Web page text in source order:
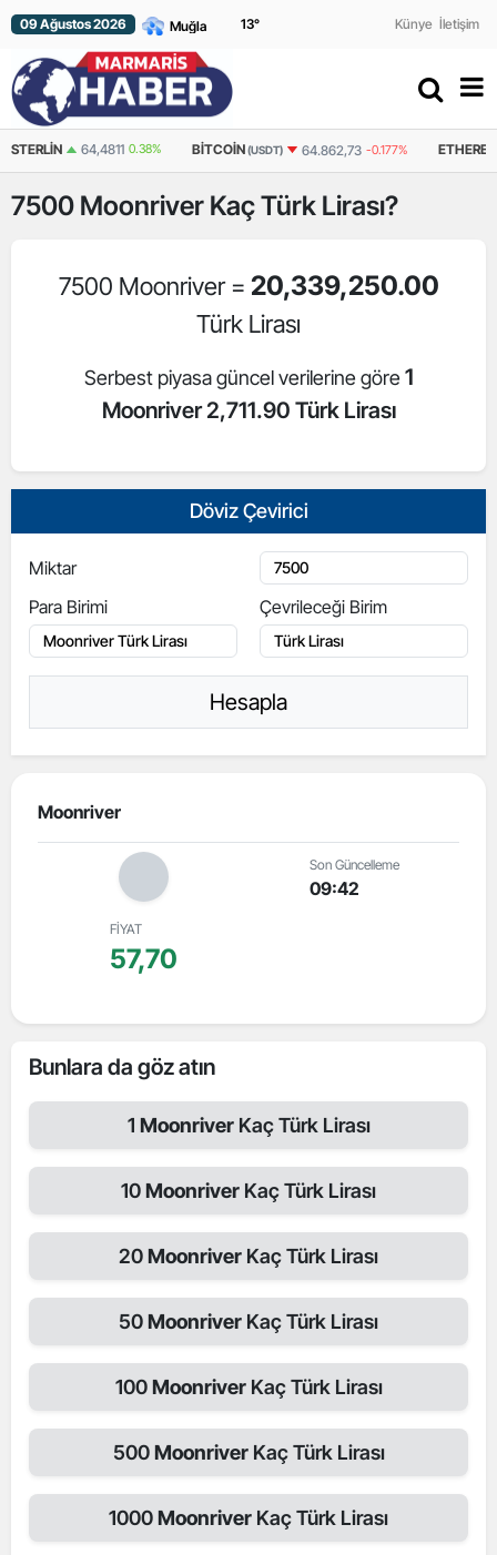
09 Ağustos 2026 13° Künye İletişim
64,4811 0.38% BITCOIN (USDT) 64.862,73 -0.177% ETHEREUM (USDT)
7500 Moonriver Kaç Türk Lirası?
7500 Moonriver = 20,339,250.00
Türk Lirası
Serbest piyasa güncel verilerine göre 1
Moonriver 2,711.90 Türk Lirası
Döviz Çevirici
Miktar
Para Birimi
Çevrileceği Birim
Hesapla
Moonriver
Son Güncelleme
09:42
FİYAT
57,70
Bunlara da göz atın
1 Moonriver Kaç Türk Lirası
10Moonriver Kaç Türk Lirası
20Moonriver Kaç Türk Lirası
50Moonriver Kaç Türk Lirası
100Moonriver Kaç Türk Lirası
500Moonriver Kaç Türk Lirası
1000Moonriver Kaç Türk Lirası